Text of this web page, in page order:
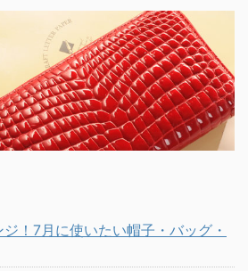
！7月に使いたい帽子・バッグ・